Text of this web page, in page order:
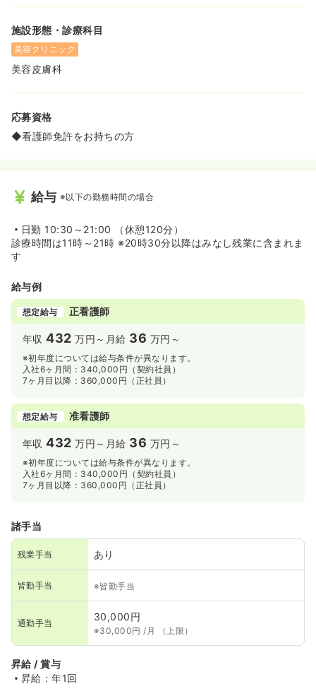
施設形態・診療科目
美容クリニック
美容皮膚科
応募資格
◆看護師免許をお持ちの方
給与 ※以下の勤務時間の場合
日勤 10:30～21:00 （休憩120分）
診療時間は11時～21時 ※20時30分以降はみなし残業に含まれま
す
給与例
想定給与 正看護師
年収432 万円～ 月給 36 万円～
※初年度については給与条件が異なります。
入社6ヶ月間：340,000円（契約社員）
7ヶ月目以降：360,000円（正社員）
想定給与 准看護師
年収432 万円～ 月給 36 万円～
※初年度については給与条件が異なります。
入社6ヶ月間：340,000円（契約社員）
7ヶ月目以降：360,000円（正社員）
諸手当
残業手当 あり
皆勤手当 ※皆勤手当
通勤手当
30,000円
※30,000円 /月 （上限）
昇給 / 賞与
昇給：年1回